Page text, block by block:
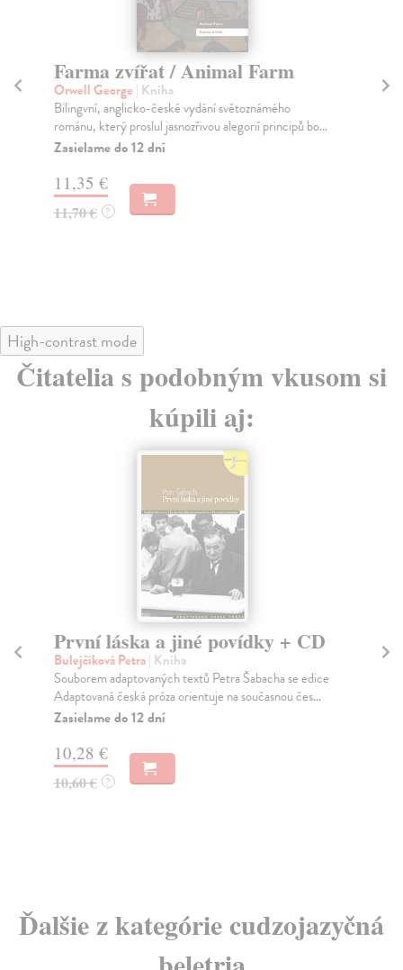
Farma zvířat / Animal Farm
Orwell George | Kniha
Bilingvní, anglicko-české vydání světoznámého
románu, který proslul jasnozřivou alegorií principů bo...
Zasielame do 12 dní
11,35 €
11,70 € ?
High-contrast mode
Čitatelia s podobným vkusom si
kúpili aj:
První láska a jiné povídky + CD
Bulejčíková Petra| Kniha
Souborem adaptovaných textů Petra Šabacha se edice
Adaptovaná česká próza orientuje na současnou čes...
Zasielame do 12 dní
10,28 €
10,60 € ?
Ďalšie z kategórie cudzojazyčná